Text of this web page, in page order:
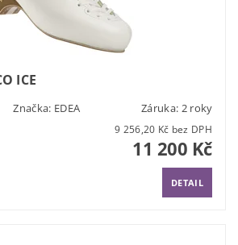
ICE
Značka: EDEA Záruka: 2 roky
9 256,20 Kč bez DPH
11 200 Kč
DETAIL